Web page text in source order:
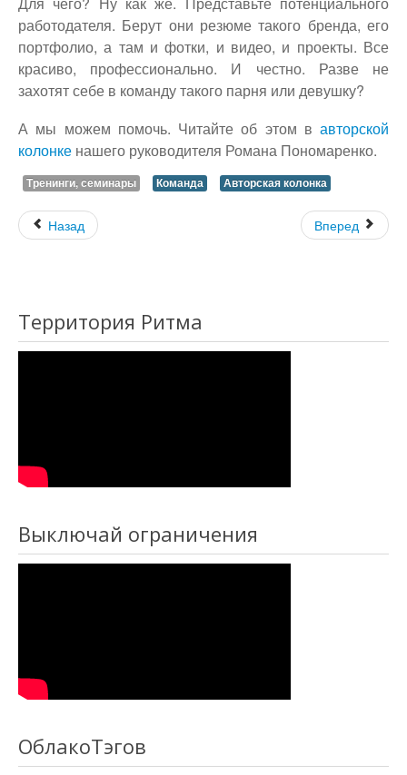
работодателя. Берут они резюме такого бренда, его
портфолио, а там и фотки, и видео, и проекты. Все
красиво, профессионально. И честно. Разве не
захотят себе в команду такого парня или девушку?
А мы можем помочь. Читайте об этом в авторской
колонке нашего руководителя Романа Пономаренко.
Тренинги, семинары Команда Авторская колонка
Назад Вперед
Территория Ритма
Выключай ограничения
ОблакоТэгов